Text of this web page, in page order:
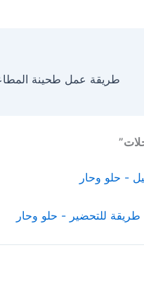
- حلو وحار
للتحضير - حلو وحار